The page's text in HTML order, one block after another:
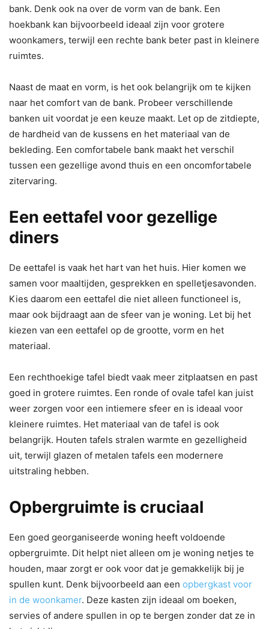
bank. Denk ook na over de vorm van de bank. Een
hoekbank kan bijvoorbeeld ideaal zijn voor grotere
woonkamers, terwijl een rechte bank beter past in kleinere
ruimtes.
Naast de maat en vorm, is het ook belangrijk om te kijken
naar het comfort van de bank. Probeer verschillende
banken uit voordat je een keuze maakt. Let op de zitdiepte,
de hardheid van de kussens en het materiaal van de
bekleding. Een comfortabele bank maakt het verschil
tussen een gezellige avond thuis en een oncomfortabele
zitervaring.
Een eettafel voor gezellige
diners
De eettafel is vaak het hart van het huis. Hier komen we
samen voor maaltijden, gesprekken en spelletjesavonden.
Kies daarom een eettafel die niet alleen functioneel is,
maar ook bijdraagt aan de sfeer van je woning. Let bij het
kiezen van een eettafel op de grootte, vorm en het
materiaal.
Een rechthoekige tafel biedt vaak meer zitplaatsen en past
goed in grotere ruimtes. Een ronde of ovale tafel kan juist
weer zorgen voor een intiemere sfeer en is ideaal voor
kleinere ruimtes. Het materiaal van de tafel is ook
belangrijk. Houten tafels stralen warmte en gezelligheid
uit, terwijl glazen of metalen tafels een modernere
uitstraling hebben.
Opbergruimte is cruciaal
Een goed georganiseerde woning heeft voldoende
opbergruimte. Dit helpt niet alleen om je woning netjes te
houden, maar zorgt er ook voor dat je gemakkelijk bij je
spullen kunt. Denk bijvoorbeeld aan een opbergkast voor
in de woonkamer. Deze kasten zijn ideaal om boeken,
servies of andere spullen in op te bergen zonder dat ze in